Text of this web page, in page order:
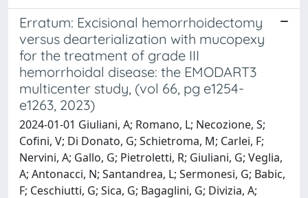
Erratum: Excisional hemorrhoidectomy
versus dearterialization with mucopexy
for the treatment of grade III
hemorrhoidal disease: the EMODART3
multicenter study, (vol 66, pg e1254-
e1263, 2023)
2024-01-01 Giuliani, A; Romano, L; Necozione, S;
Cofini, V; Di Donato, G; Schietroma, M; Carlei, F;
Nervini, A; Gallo, G; Pietroletti, R; Giuliani, G; Veglia,
A; Antonacci, N; Santandrea, L; Sermonesi, G; Babic,
F; Ceschiutti, G; Sica, G; Bagaglini, G; Divizia, A;